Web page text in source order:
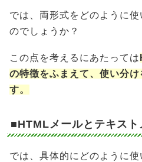
では、両形式をどのように
のでしょうか？
この点を考えるにあたっては
の特徴をふまえて、使い分
す。
■HTMLメールとテキス
では、具体的にどのように使